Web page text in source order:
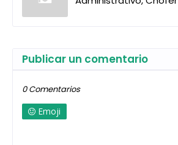
Publicar un comentario
0 Comentarios
Emoji